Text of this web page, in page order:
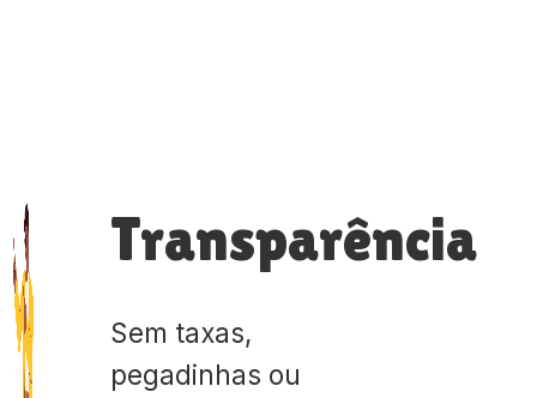
Transparência
Sem taxas,
pegadinhas ou